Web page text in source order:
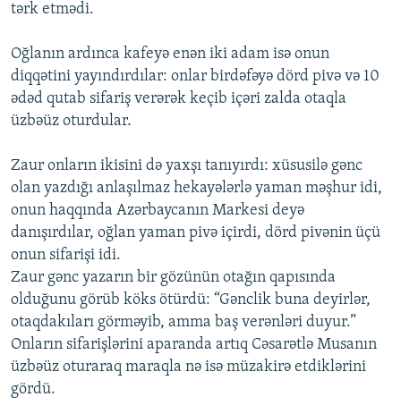
tərk etmədi.
Oğlanın ardınca kafeyə enən iki adam isə onun
diqqətini yayındırdılar: onlar birdəfəyə dörd pivə və 10
ədəd qutab sifariş verərək keçib içəri zalda otaqla
üzbəüz oturdular.
Zaur onların ikisini də yaxşı tanıyırdı: xüsusilə gənc
olan yazdığı anlaşılmaz hekayələrlə yaman məşhur idi,
onun haqqında Azərbaycanın Markesi deyə
danışırdılar, oğlan yaman pivə içirdi, dörd pivənin üçü
onun sifarişi idi.
Zaur gənc yazarın bir gözünün otağın qapısında
olduğunu görüb köks ötürdü: “Gənclik buna deyirlər,
otaqdakıları görməyib, amma baş verənləri duyur.”
Onların sifarişlərini aparanda artıq Cəsarətlə Musanın
üzbəüz oturaraq maraqla nə isə müzakirə etdiklərini
gördü.